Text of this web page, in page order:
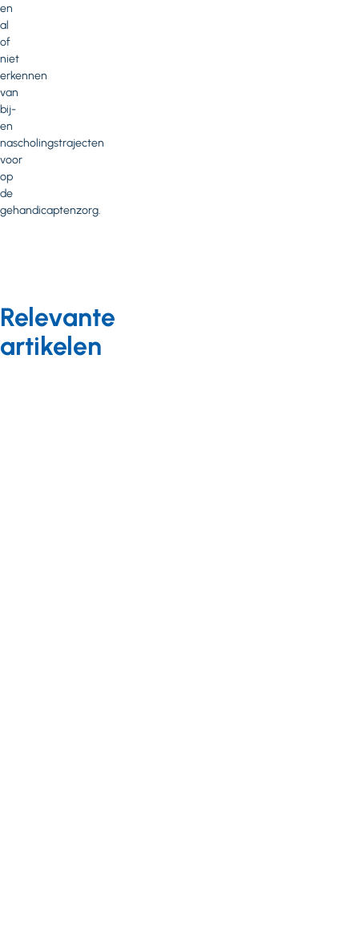
en
al
of
niet
erkennen
van
bij-
en
nascholingstrajecten
voor
op
de
gehandicaptenzorg.
Relevante
artikelen